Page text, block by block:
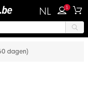
NL 1
dagen)